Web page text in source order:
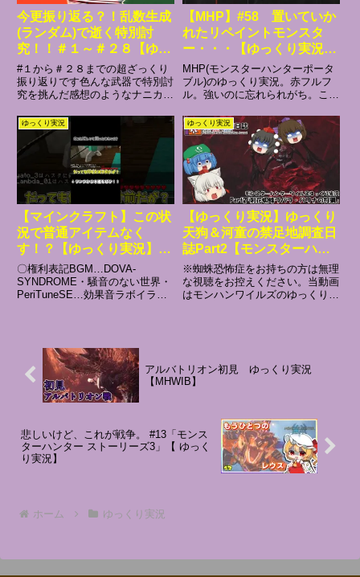
今更振り返る？！乱数生成
(ランダム)で逝く特別討
究！！＃１～＃２８【ゆっ
くり実況】【モンハンサン
ブレイク】
#１から＃２８までの超ざっくり
振り返りです色んな武器で特別討
究を挑んだ感想のようなナニカで
いXやってます この縛りのルー
ル説明！乱数生成で抽選を行いま
す・特別討究のモンスター５７体
(被りなし)・武器の種...
【MHP】#58 置いていか
れたリペイントモンスタ
ー・・・【ゆっくり実況プ
レイ】
MHP(モンスターハンターポータ
ブル)のゆっくり実況。赤フルフ
ル。強いのに忘れられがち。この
動画：#モンスターハンター #
モンハン #モンスターハンター
ポータブル #MHP #ゆっくり実
況 #ゲーム実況 #ココ...
ゆっくり実況
【マインクラフト】この状
況で普通アイテムなく
す！？【ゆっくり実況】 #
ゆっくり実況 #マインクラ
フト #shorts
〇権利表記BGM…DOVA-
SYNDROME・騒音のない世界・
PeriTuneSE…効果音ラボイラス
#minecraftshorts
ゆっくり実況
【ゆっくり実況】ゆっくり
天狗＆河童の禁足地調査日
誌Part2【モンスターハン
ターワイルズ】
※蜘蛛恐怖症をお持ちの方は無理
な視聴をお控えください。当動画
はモンハンワイルズのゆっくり実
アルバトリオン初見 ゆっくり実況
【MHWIB】
悲しいけど、これが戦争。 #13「モンス
ターハンター ストーリーズ3」【 ゆっく
り実況】
ホーム ゆっくり実況